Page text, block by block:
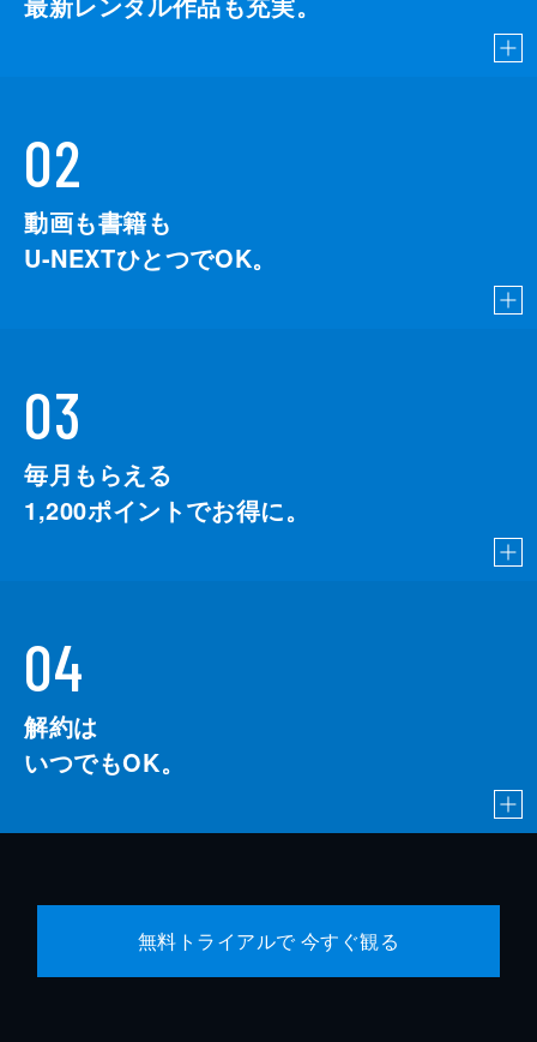
02
動画も書籍も
U-NEXTひとつでOK。
03
毎月もらえる
1,200ポイントでお得に。
04
解約は
いつでもOK。
無料トライアルで 今すぐ観る